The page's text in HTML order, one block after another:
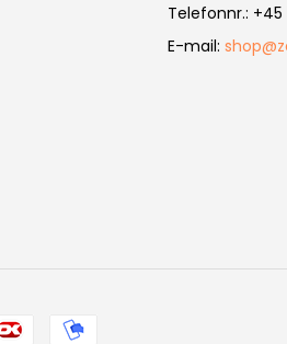
Telefonnr.: +45
E-mail: